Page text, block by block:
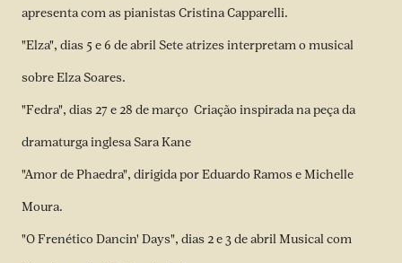
apresenta com as pianistas Cristina Capparelli.
"Elza", dias 5 e 6 de abril Sete atrizes interpretam o musical
sobre Elza Soares.
"Fedra", dias 27 e 28 de março Criação inspirada na peça da
dramaturga inglesa Sara Kane
"Amor de Phaedra", dirigida por Eduardo Ramos e Michelle
Moura.
"O Frenético Dancin' Days", dias 2 e 3 de abril Musical com